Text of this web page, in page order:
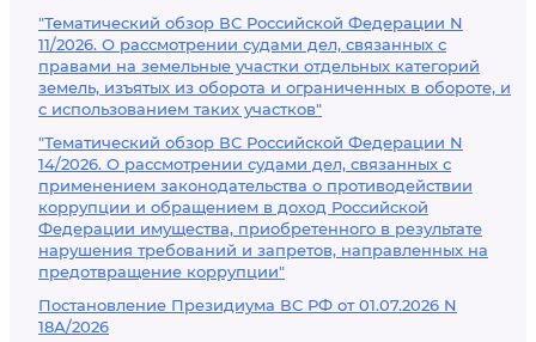
"Тематический обзор ВС Российской Федерации N
11/2026. О рассмотрении судами дел, связанных с
правами на земельные участки отдельных категорий
земель, изъятых из оборота и ограниченных в обороте, и
с использованием таких участков"
"Тематический обзор ВС Российской Федерации N
14/2026. О рассмотрении судами дел, связанных с
применением законодательства о противодействии
коррупции и обращением в доход Российской
Федерации имущества, приобретенного в результате
нарушения требований и запретов, направленных на
предотвращение коррупции"
Постановление Президиума ВС РФ от 01.07.2026 N
18А/2026